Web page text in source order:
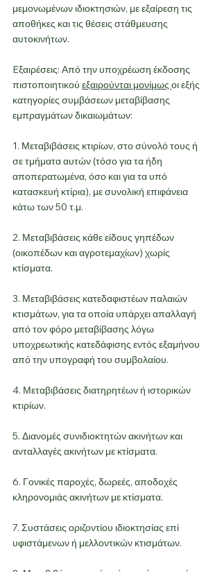
μεμονωμένων ιδιοκτησιών, με εξαίρεση τις
αποθήκες και τις θέσεις στάθμευσης
αυτοκινήτων.
Eξαιρέσεις: Από την υποχρέωση έκδοσης
πιστοποιητικού εξαιρούνται μονίμως οι εξής
κατηγορίες συμβάσεων μεταβίβασης
εμπραγμάτων δικαιωμάτων:
1. Μεταβιβάσεις κτιρίων, στο σύνολό τους ή
σε τμήματα αυτών (τόσο για τα ήδη
αποπερατωμένα, όσο και για τα υπό
κατασκευή κτίρια), με συνολική επιφάνεια
κάτω των 50 τ.μ.
2. Μεταβιβάσεις κάθε είδους γηπέδων
(οικοπέδων και αγροτεμαχίων) χωρίς
κτίσματα.
3. Μεταβιβάσεις κατεδαφιστέων παλαιών
κτισμάτων, για τα οποία υπάρχει απαλλαγή
από τον φόρο μεταβίβασης λόγω
υποχρεωτικής κατεδάφισης εντός εξαμήνου
από την υπογραφή του συμβολαίου.
4. Μεταβιβάσεις διατηρητέων ή ιστορικών
κτιρίων.
5. Διανομές συνιδιοκτητών ακινήτων και
ανταλλαγές ακινήτων με κτίσματα.
6. Γονικές παροχές, δωρεές, αποδοχές
κληρονομιάς ακινήτων με κτίσματα.
7. Συστάσεις οριζοντίου ιδιοκτησίας επί
υφιστάμενων ή μελλοντικών κτισμάτων.